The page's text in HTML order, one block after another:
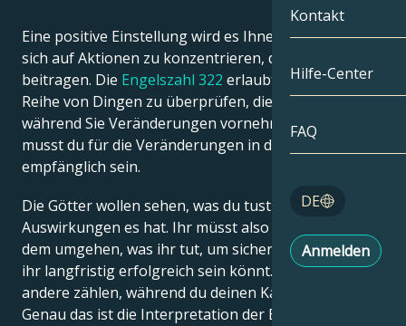
Krebs
Löwe
Jungfrau
Schütze
Kompatibilität
Tarot
Engelszahlen
Kontakt
Hilfe-Center
FAQ
DE
English
Anmelden
Eine positive Einstellung wird es Ihnen ermöglichen,
sich auf Aktionen zu konzentrieren, die zum Erfolg
beitragen. Die Engelszahl 322 erlaubt es Ihnen, eine
Reihe von Dingen zu überprüfen, die wichtig sind,
während Sie Veränderungen vornehmen. Deshalb
musst du für die Veränderungen in deinem Leben
empfänglich sein.
Die Götter wollen sehen, was du tust und welche
Auswirkungen es hat. Ihr müsst also vorsichtig mit
dem umgehen, was ihr tut, um sicherzustellen, dass
ihr langfristig erfolgreich sein könnt. Du musst auf
andere zählen, während du deinen Kampf kämpfst.
Genau das ist die Interpretation der Engelszahl 322.